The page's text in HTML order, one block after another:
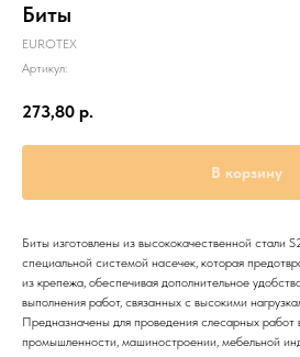
Биты
EUROTEX
Артикул:
273,80 р.
В корзину
Биты изготовлены из высококачественной стали
специальной системой насечек, которая
из крепежа, обеспечивая дополнительное
выполнения работ, связанных с высокими
Предназначены для проведения слесарных работ
промышленности, машиностроении, мебельной